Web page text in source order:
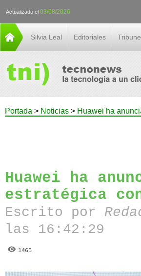
Actualizado el 03/08/2026
Silvia Leal Editoriales
Portada > Noticias > Huawei ha
Huawei ha
estratégica
Escrito por
las 16:42:29
1465